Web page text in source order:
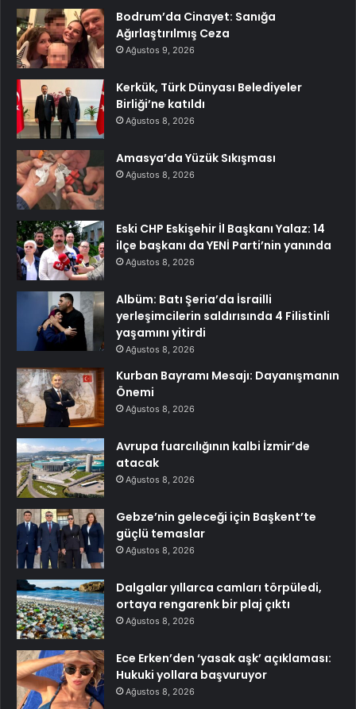
Bodrum’da Cinayet: Sanığa
Ağırlaştırılmış Ceza
Ağustos 9, 2026
Kerkük, Türk Dünyası Belediyeler
Birliği’ne katıldı
Ağustos 8, 2026
Amasya’da Yüzük Sıkışması
Ağustos 8, 2026
Eski CHP Eskişehir İl Başkanı Yalaz: 14
ilçe başkanı da YENİ Parti’nin yanında
Ağustos 8, 2026
Albüm: Batı Şeria’da İsrailli
yerleşimcilerin saldırısında 4 Filistinli
yaşamını yitirdi
Ağustos 8, 2026
Kurban Bayramı Mesajı: Dayanışmanın
Önemi
Ağustos 8, 2026
Avrupa fuarcılığının kalbi İzmir’de
atacak
Ağustos 8, 2026
Gebze’nin geleceği için Başkent’te
güçlü temaslar
Ağustos 8, 2026
Dalgalar yıllarca camları törpüledi,
ortaya rengarenk bir plaj çıktı
Ağustos 8, 2026
Ece Erken’den ‘yasak aşk’ açıklaması:
Hukuki yollara başvuruyor
Ağustos 8, 2026